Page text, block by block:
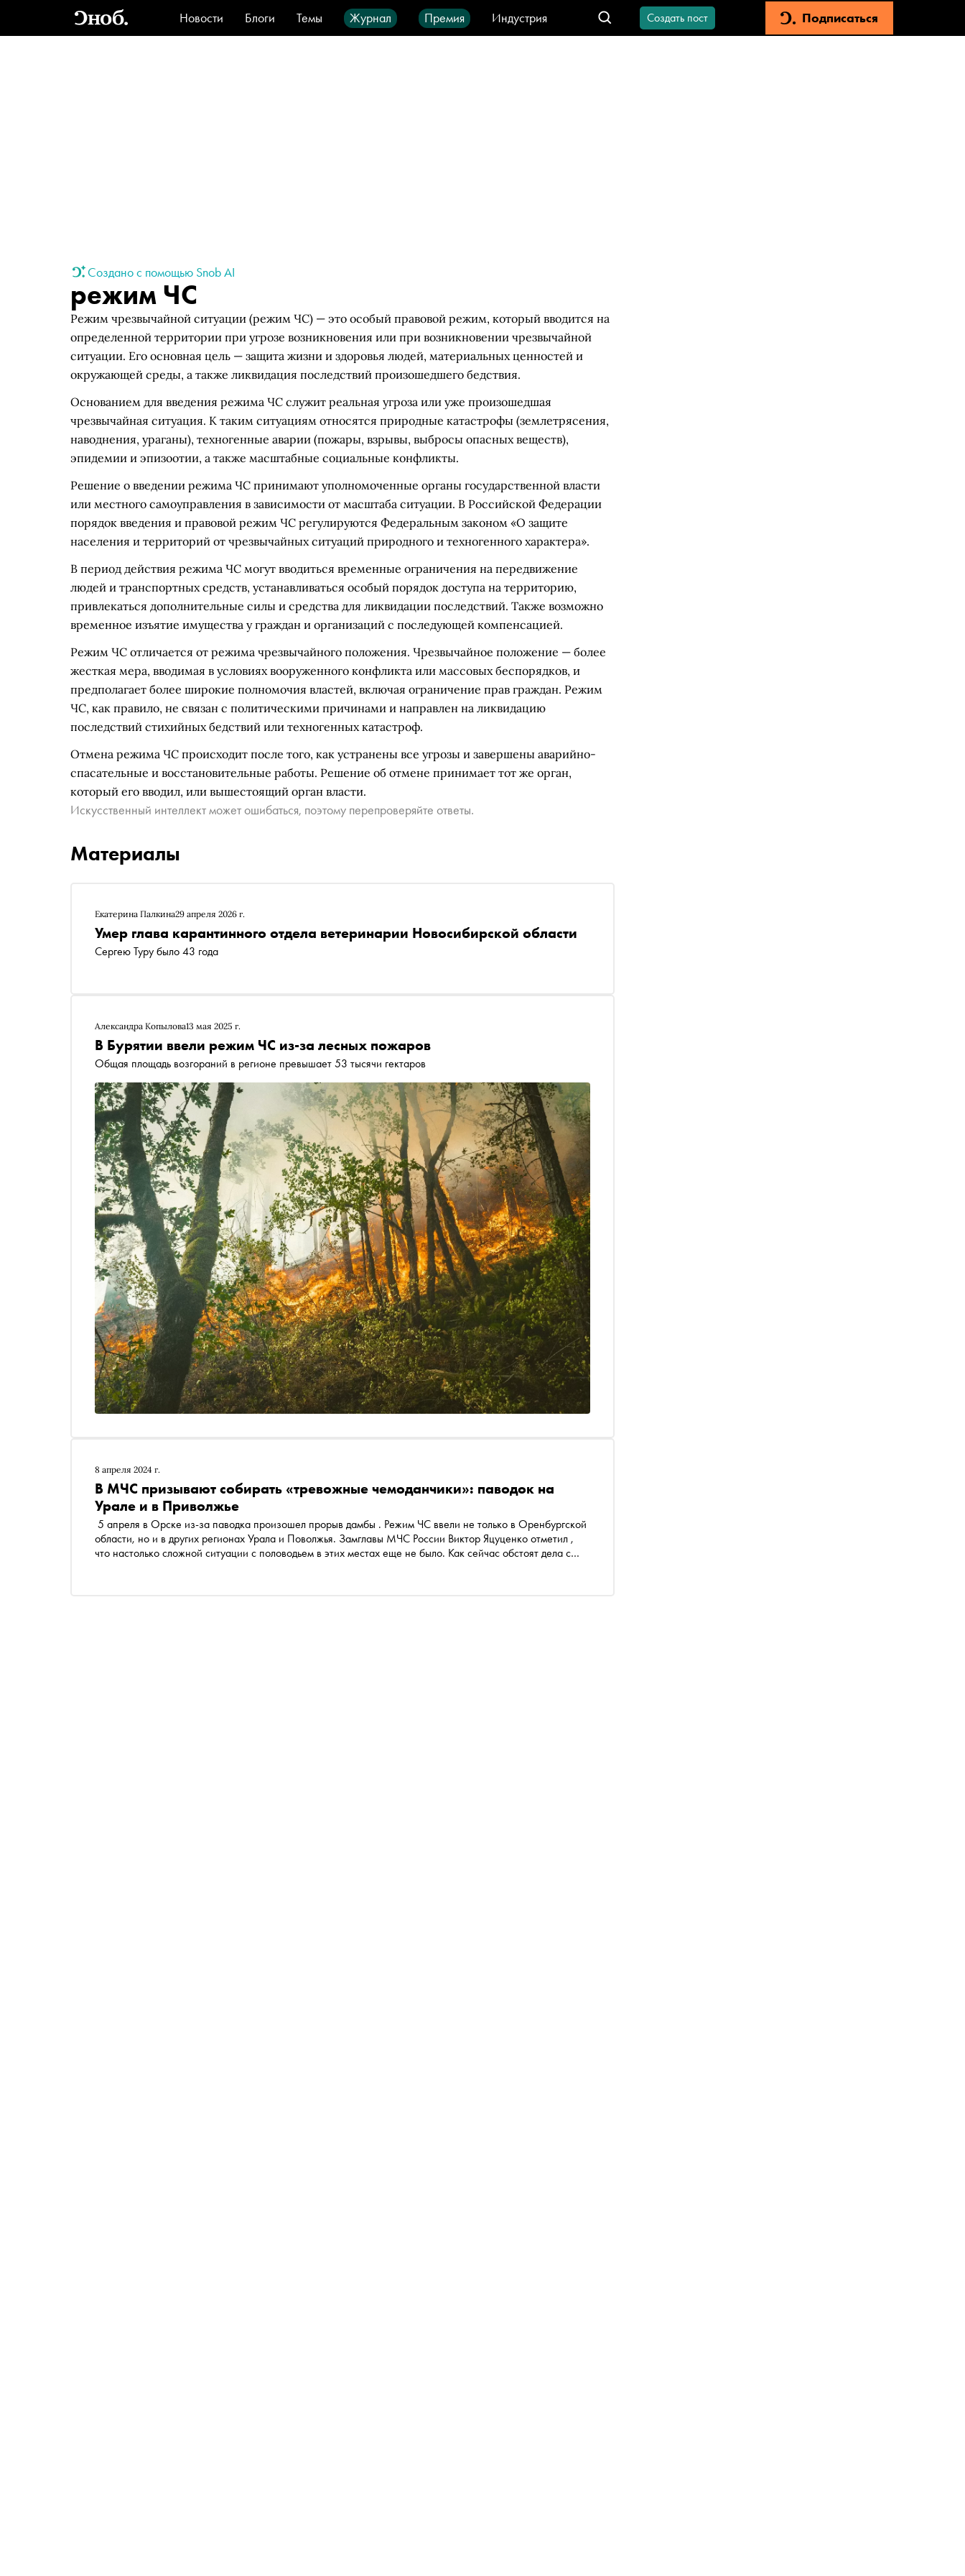
Новости Блоги Темы Журнал Премия
Индустрия
Стиль
Видео Город IT-продукты
Создать пост Подписаться
Создано с помощью Snob AI
режим ЧС
Режим чрезвычайной ситуации (режим ЧС) — это особый правовой режим, который вводится на
определенной территории при угрозе возникновения или при возникновении чрезвычайной
ситуации. Его основная цель — защита жизни и здоровья людей, материальных ценностей и
окружающей среды, а также ликвидация последствий произошедшего бедствия.
Основанием для введения режима ЧС служит реальная угроза или уже произошедшая
чрезвычайная ситуация. К таким ситуациям относятся природные катастрофы (землетрясения,
наводнения, ураганы), техногенные аварии (пожары, взрывы, выбросы опасных веществ),
эпидемии и эпизоотии, а также масштабные социальные конфликты.
Решение о введении режима ЧС принимают уполномоченные органы государственной власти
или местного самоуправления в зависимости от масштаба ситуации. В Российской Федерации
порядок введения и правовой режим ЧС регулируются Федеральным законом «О защите
населения и территорий от чрезвычайных ситуаций природного и техногенного характера».
В период действия режима ЧС могут вводиться временные ограничения на передвижение
людей и транспортных средств, устанавливаться особый порядок доступа на территорию,
привлекаться дополнительные силы и средства для ликвидации последствий. Также возможно
временное изъятие имущества у граждан и организаций с последующей компенсацией.
Режим ЧС отличается от режима чрезвычайного положения. Чрезвычайное положение — более
жесткая мера, вводимая в условиях вооруженного конфликта или массовых беспорядков, и
предполагает более широкие полномочия властей, включая ограничение прав граждан. Режим
ЧС, как правило, не связан с политическими причинами и направлен на ликвидацию
последствий стихийных бедствий или техногенных катастроф.
Отмена режима ЧС происходит после того, как устранены все угрозы и завершены аварийно-
спасательные и восстановительные работы. Решение об отмене принимает тот же орган,
который его вводил, или вышестоящий орган власти.
Искусственный интеллект может ошибаться, поэтому перепроверяйте ответы.
Материалы
Екатерина Палкина29 апреля 2026 г.
Умер глава карантинного отдела ветеринарии Новосибирской области
Сергею Туру было 43 года
Александра Копылова13 мая 2025 г.
В Бурятии ввели режим ЧС из-за лесных пожаров
Общая площадь возгораний в регионе превышает 53 тысячи гектаров
8 апреля 2024 г.
В МЧС призывают собирать «тревожные чемоданчики»: паводок на
Урале и в Приволжье
5 апреля в Орске из-за паводка произошел прорыв дамбы . Режим ЧС ввели не только в Оренбургской
области, но и в других регионах Урала и Поволжья. Замглавы МЧС России Виктор Яцуценко отметил ,
что настолько сложной ситуации с половодьем в этих местах еще не было. Как сейчас обстоят дела с